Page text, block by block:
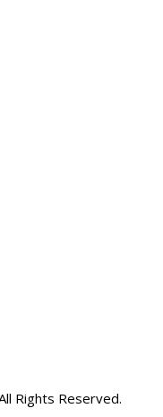
Rights Reserved.